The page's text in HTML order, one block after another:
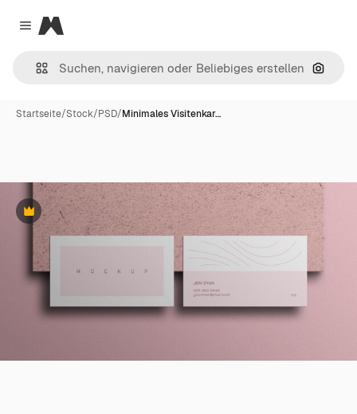
Close menu
Magnific
Nach
Startseite/Stock/PSD/Minimales Visitenkar…
Premium